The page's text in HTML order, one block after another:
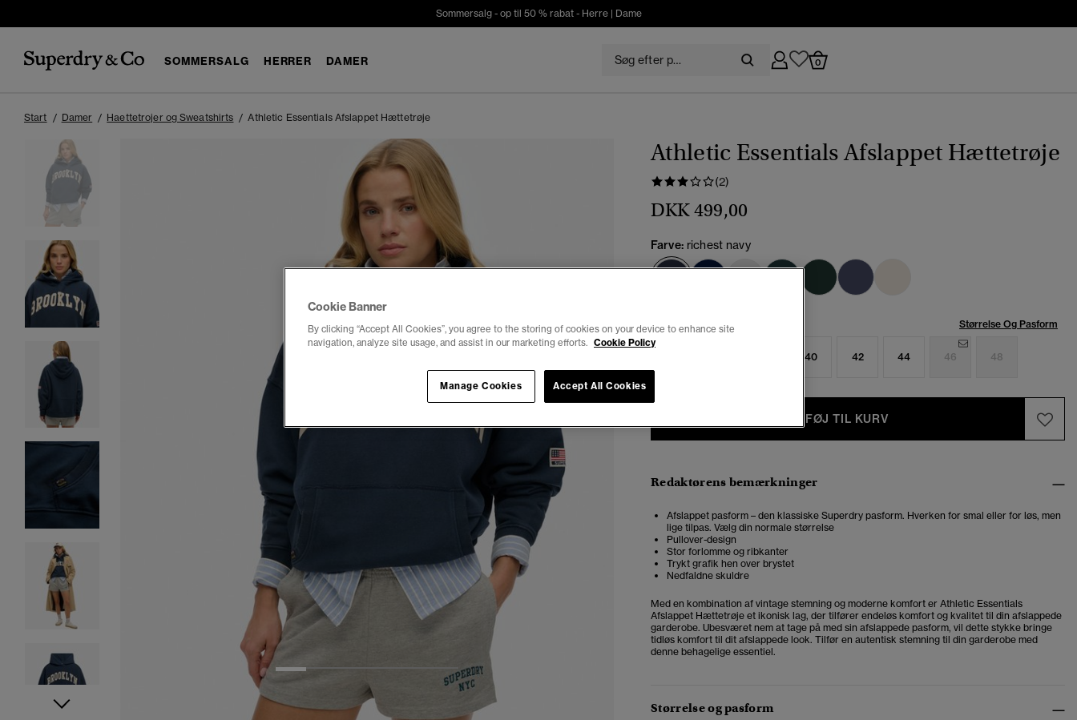
Sommersalg - op til 50 % rabat - Herre| Dame
SOMMERSALG HERRER DAMER 0
Start Damer Haettetrojer og Sweatshirts Athletic Essentials Afslappet Hættetrøje
6
Athletic Essentials Afslappet Hættetrøje
(2)
DKK 499,00
Farve: richest navy
valgt
Vælg Størrelse: Størrelse Og Pasform
40 42 44 46 48
TILFØJ TIL KURV
Redaktørens bemærkninger
Afslappet pasform – den klassiske Superdry pasform. Hverken for smal eller for løs, men
lige tilpas. Vælg din normale størrelse
Pullover-design
Stor forlomme og ribkanter
Trykt grafik hen over brystet
Nedfaldne skuldre
Med en kombination af vintage stemning og moderne komfort er Athletic Essentials
Afslappet Hættetrøje et ikonisk lag, der tilfører endeløs komfort og kvalitet til din afslappede
garderobe. Ubesværet nem at tage på med sin afslappede pasform, vil dette stykke bringe
tidløs komfort til dit afslappede look. Tilfør en autentisk stemning til din garderobe med
denne behagelige essentiel.
Størrelse og pasform
Cookie Banner
By clicking “Accept All Cookies”, you agree to the storing of cookies on your device to enhance site
navigation, analyze site usage, and assist in our marketing efforts. Cookie Policy
Accept All Cookies
Manage Cookies